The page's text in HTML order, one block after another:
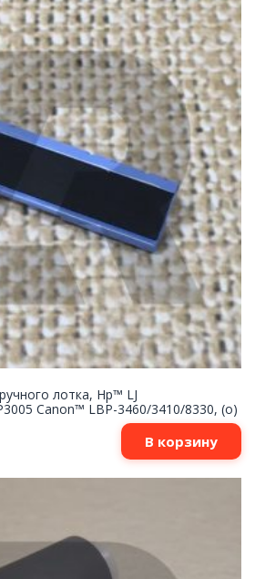
лотка, Hp™ LJ
Canon™ LBP-3460/3410/8330, (о)
В корзину